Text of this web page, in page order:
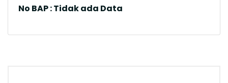
No BAP : Tidak ada Data